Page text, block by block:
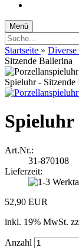
Menü
Startseite » Diverse
Sitzende Ballerina
Spieluhr - Sitzende
Spieluhr
Art.Nr.:
31-870108
Lieferzeit:
52,90 EUR
inkl. 19% MwSt.
Anzahl